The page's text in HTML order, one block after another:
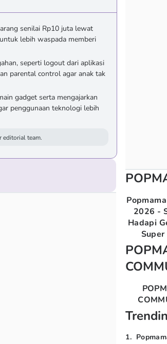
senilai Rp10 juta lewat
lebih waspada memberi
seperti logout dari aplikasi
parental control agar anak tak
gadget serta mengajarkan
penggunaan teknologi lebih
editorial team.
2026 -
Hadapi
1.